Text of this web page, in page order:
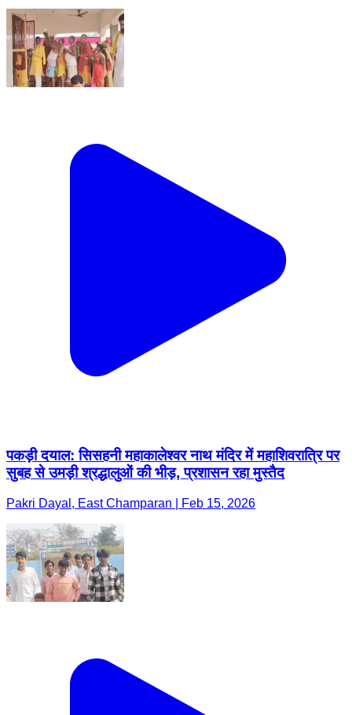
पकड़ी दयाल: सिसहनी महाकालेश्वर नाथ मंदिर में महाशिवरात्रि पर
सुबह से उमड़ी श्रद्धालुओं की भीड़, प्रशासन रहा मुस्तैद
Pakri Dayal, East Champaran | Feb 15, 2026